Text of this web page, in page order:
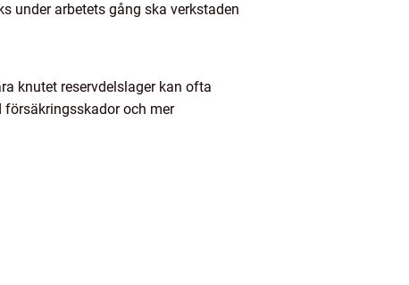
under arbetets gång ska verkstaden
knutet reservdelslager kan ofta
försäkringsskador och mer